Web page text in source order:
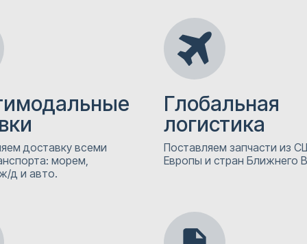
доставку всеми
морем,
д и авто.
Глобальная
логистика
Поставляем запчасти из
Европы и стран Ближнего